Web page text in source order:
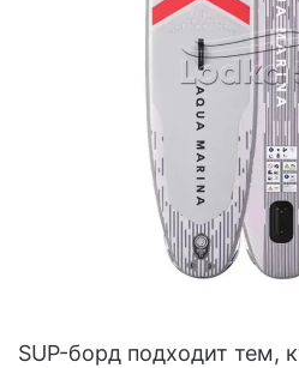
SUP-борд подходит тем,